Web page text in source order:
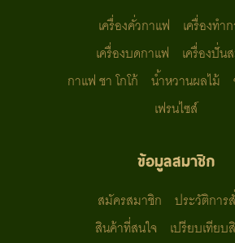
เครื่องคั่วกาแฟ
เครื่องทำ
เครื่องบดกาแฟ
เครื่องปั่น
กาแฟ ชา โกโก้
น้ำหวานผลไม้
เฟรนไซส์
ข้อมูลสมาชิก
สมัครสมาชิก
ประวัติการ
สินค้าที่สนใจ
เปรียบเทียบ